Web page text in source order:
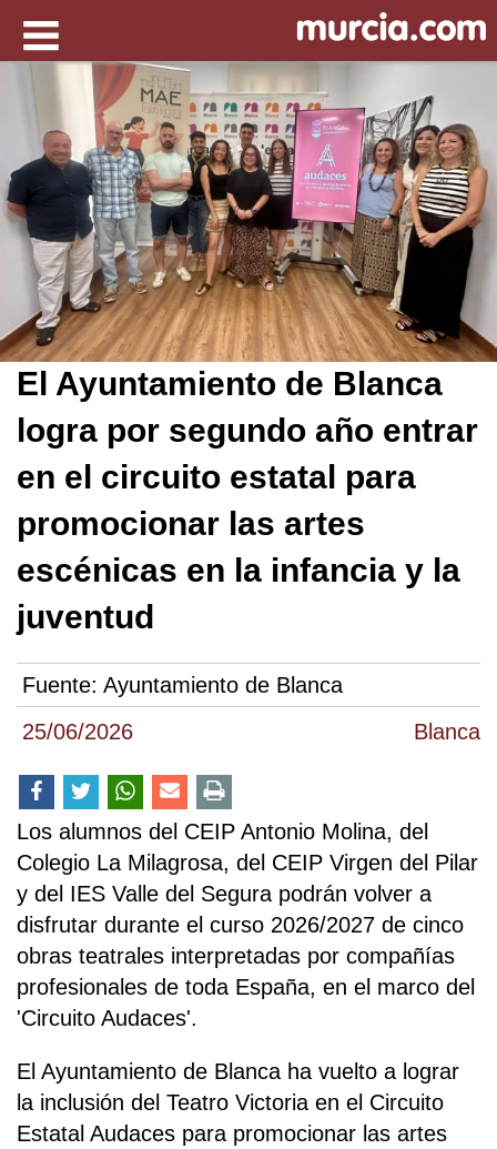
25/06/2026 Blanca
El Ayuntamiento de Blanca
logra por segundo año entrar
en el circuito estatal para
promocionar las artes
escénicas en la infancia y la
juventud
Fuente: Ayuntamiento de Blanca
Los alumnos del CEIP Antonio Molina, del
Colegio La Milagrosa, del CEIP Virgen del Pilar
y del IES Valle del Segura podrán volver a
disfrutar durante el curso 2026/2027 de cinco
obras teatrales interpretadas por compañías
profesionales de toda España, en el marco del
'Circuito Audaces'.
El Ayuntamiento de Blanca ha vuelto a lograr
la inclusión del Teatro Victoria en el Circuito
Estatal Audaces para promocionar las artes